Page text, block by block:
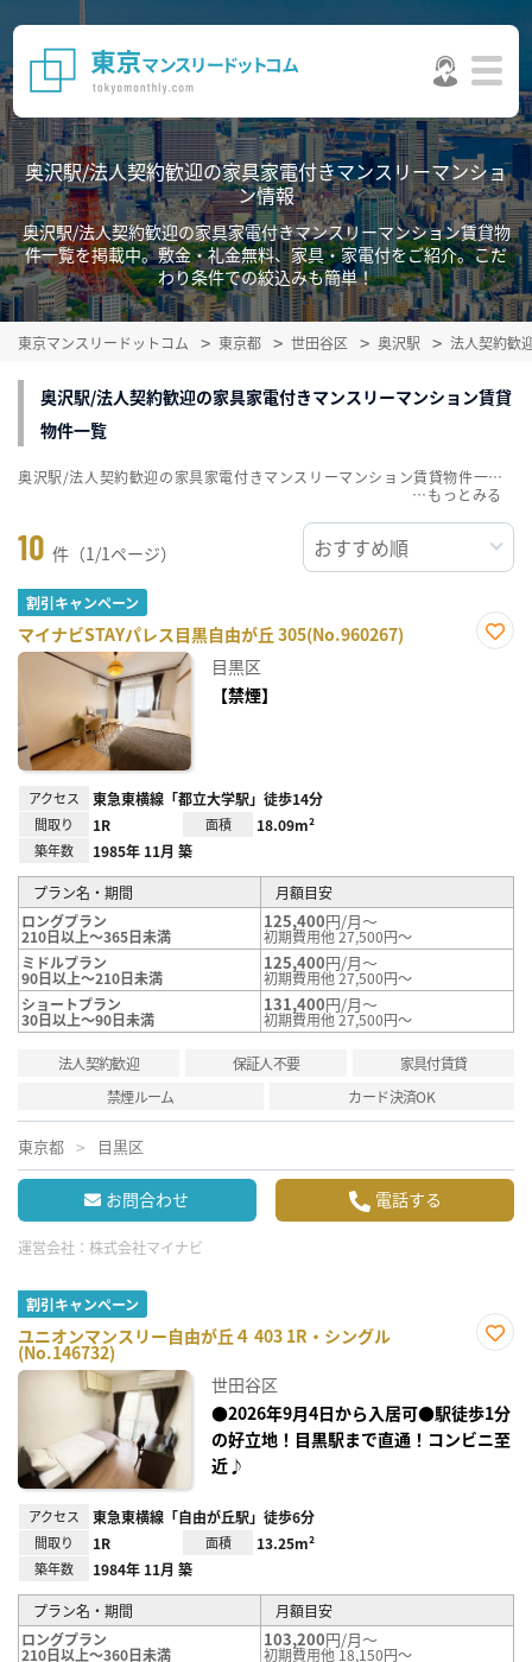
奥沢駅/法人契約歓迎の家具家電付きマンスリーマンショ
ン情報
奥沢駅/法人契約歓迎の家具家電付きマンスリーマンション賃貸物
件一覧を掲載中。敷金・礼金無料、家具・家電付をご紹介。こだ
わり条件での絞込みも簡単！
東京マンスリードットコム 東京都 世田谷区 奥沢駅 法人契約歓
奥沢駅/法人契約歓迎の家具家電付きマンスリーマンション賃貸
物件一覧
10 件（1/1ページ）
割引キャンペーン
マイナビSTAYパレス目黒自由が丘 305(No.960267)
目黒区
【禁煙】
アクセス 東急東横線「都立大学駅」徒歩14分
間取り 1R 面積 18.09m²
築年数 1985年 11月 築
プラン名・期間
月額目安
ロングプラン
210日以上～365日未満
125,400円/月～
初期費用他 27,500円～
ミドルプラン
90日以上～210日未満
125,400円/月～
初期費用他 27,500円～
ショートプラン
30日以上～90日未満
131,400円/月～
初期費用他 27,500円～
法人契約歓迎 保証人不要
家具付賃貸
禁煙ルーム
カード決済OK
東京都 目黒区
お問合わせ 電話する
運営会社： 株式会社マイナビ
割引キャンペーン
ユニオンマンスリー自由が丘４ 403 1R・シングル
(No.146732)
録
世田谷区
●2026年9月4日から入居可●駅徒歩1分
の好立地！目黒駅まで直通！コンビニ至
近♪
アクセス 東急東横線「自由が丘駅」徒歩6分
間取り 1R 面積 13.25m²
築年数 1984年 11月 築
プラン名・期間
月額目安
ロングプラン
210日以上～360日未満
103,200円/月～
初期費用他 18,150円～
奥沢駅/法人契約歓迎の家具家電付きマンスリーマンション賃貸物件一覧を掲載中。敷金・礼金無料、家具・家電付をご紹介。こだわり条件での絞込みも簡単！
…